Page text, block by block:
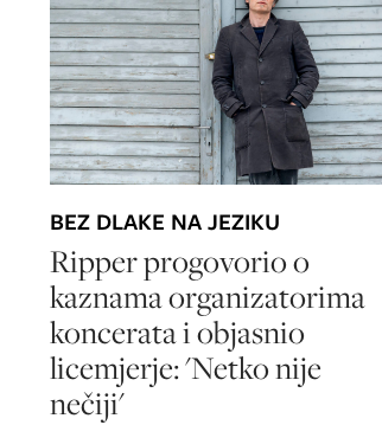
BEZ DLAKE NA JEZIKU
Ripper progovorio o
kaznama organizatorima
koncerata i objasnio
licemjerje: 'Netko nije
nečiji'